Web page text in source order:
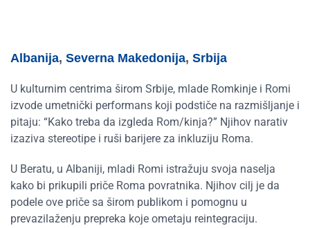
Albanija, Severna Makedonija, Srbija
U kulturnim centrima širom Srbije, mlade Romkinje i Romi
izvode umetnički performans koji podstiče na razmišljanje i
pitaju: “Kako treba da izgleda Rom/kinja?” Njihov narativ
izaziva stereotipe i ruši barijere za inkluziju Roma.
U Beratu, u Albaniji, mladi Romi istražuju svoja naselja
kako bi prikupili priče Roma povratnika. Njihov cilj je da
podele ove priče sa širom publikom i pomognu u
prevazilaženju prepreka koje ometaju reintegraciju.